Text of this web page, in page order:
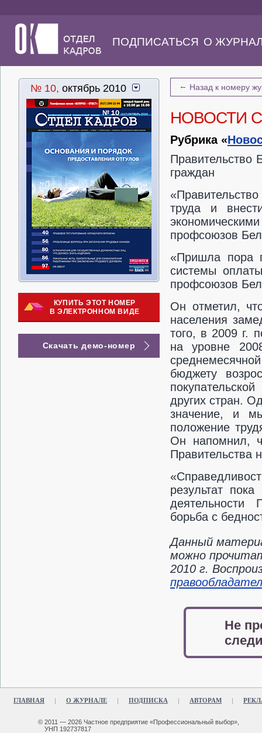
ПОДПИСАТЬСЯ О
№ 10, октябрь 2010
КУПИТЬ ЭТОТ НОМЕР
В ЭЛЕКТРОННОМ ВИДЕ
Скачать демо-номер
← Назад к номеру
НОВОСТИ
Рубрика «
Правительство
граждан
труда и
профсоюзов
«Пришла пора
системы
профсоюзов
Он отметил,
населения
того, в 2009 г.
на уровне
бюджету
других стран.
значение, и
положение
Он напомнил,
Правительства
результат
деятельности
борьба с
Данный
можно
2010 г.
Не
ГЛАВНАЯ О ЖУРНАЛЕ ПОДПИСКА АВТОРАМ
© 2011 — 2026 Частное предприятие «Профессиональный выбор»,
УНП 192737817